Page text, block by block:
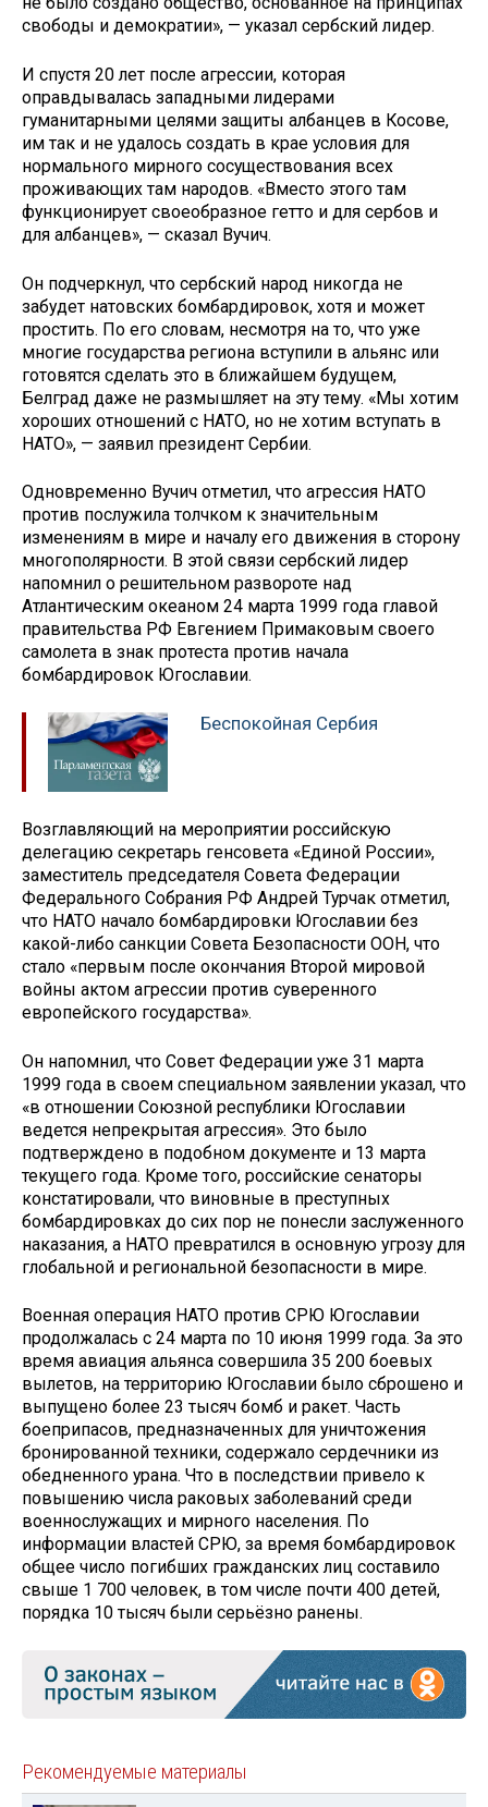
свободы и демократии», — указал сербский лидер.
И спустя 20 лет после агрессии, которая
оправдывалась западными лидерами
гуманитарными целями защиты албанцев в Косове,
им так и не удалось создать в крае условия для
нормального мирного сосуществования всех
проживающих там народов. «Вместо этого там
функционирует своеобразное гетто и для сербов и
для албанцев», — сказал Вучич.
Он подчеркнул, что сербский народ никогда не
забудет натовских бомбардировок, хотя и может
простить. По его словам, несмотря на то, что уже
многие государства региона вступили в альянс или
готовятся сделать это в ближайшем будущем,
Белград даже не размышляет на эту тему. «Мы хотим
хороших отношений с НАТО, но не хотим вступать в
НАТО», — заявил президент Сербии.
Одновременно Вучич отметил, что агрессия НАТО
против послужила толчком к значительным
изменениям в мире и началу его движения в сторону
многополярности. В этой связи сербский лидер
напомнил о решительном развороте над
Атлантическим океаном 24 марта 1999 года главой
правительства РФ Евгением Примаковым своего
самолета в знак протеста против начала
бомбардировок Югославии.
Беспокойная Сербия
Возглавляющий на мероприятии российскую
делегацию секретарь генсовета «Единой России»,
заместитель председателя Совета Федерации
Федерального Собрания РФ Андрей Турчак отметил,
что НАТО начало бомбардировки Югославии без
какой-либо санкции Совета Безопасности ООН, что
стало «первым после окончания Второй мировой
войны актом агрессии против суверенного
европейского государства».
Он напомнил, что Совет Федерации уже 31 марта
1999 года в своем специальном заявлении указал, что
«в отношении Союзной республики Югославии
ведется непрекрытая агрессия». Это было
подтверждено в подобном документе и 13 марта
текущего года. Кроме того, российские сенаторы
констатировали, что виновные в преступных
бомбардировках до сих пор не понесли заслуженного
наказания, а НАТО превратился в основную угрозу для
глобальной и региональной безопасности в мире.
Военная операция НАТО против СРЮ Югославии
продолжалась с 24 марта по 10 июня 1999 года. За это
время авиация альянса совершила 35 200 боевых
вылетов, на территорию Югославии было сброшено и
выпущено более 23 тысяч бомб и ракет. Часть
боеприпасов, предназначенных для уничтожения
бронированной техники, содержало сердечники из
обедненного урана. Что в последствии привело к
повышению числа раковых заболеваний среди
военнослужащих и мирного населения. По
информации властей СРЮ, за время бомбардировок
общее число погибших гражданских лиц составило
свыше 1 700 человек, в том числе почти 400 детей,
порядка 10 тысяч были серьёзно ранены.
Рекомендуемые материалы